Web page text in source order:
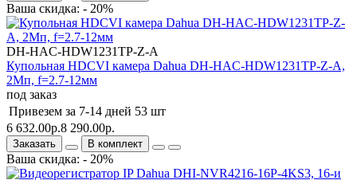
Ваша скидка: - 20%
DH-HAC-HDW1231TP-Z-A
Купольная HDCVI камера Dahua DH-HAC-HDW1231TP-Z-A,
2Mп, f=2.7-12мм
под заказ
Привезем за 7-14 дней 53 шт
6 632.00р.8 290.00р.
Заказать В комплект
Ваша скидка: - 20%